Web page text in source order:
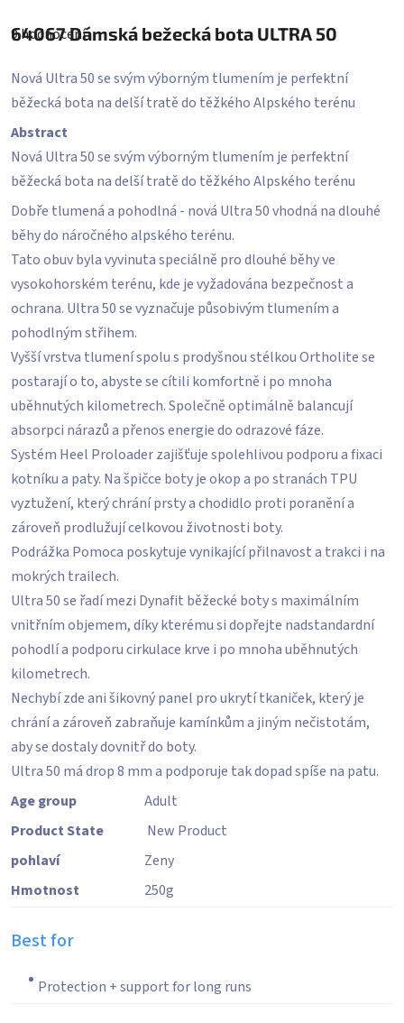
produktu
z
5
hvězdiček.
9 hodnocení
64067Dámská bežecká bota ULTRA 50
Nová Ultra 50 se svým výborným tlumením je perfektní
běžecká bota na delší tratě do těžkého Alpského terénu
Abstract
Nová Ultra 50 se svým výborným tlumením je perfektní
běžecká bota na delší tratě do těžkého Alpského terénu
Dobře tlumená a pohodlná - nová Ultra 50 vhodná na dlouhé
běhy do náročného alpského terénu.
Tato obuv byla vyvinuta speciálně pro dlouhé běhy ve
vysokohorském terénu, kde je vyžadována bezpečnost a
ochrana. Ultra 50 se vyznačuje působivým tlumením a
pohodlným střihem.
Vyšší vrstva tlumení spolu s prodyšnou stélkou Ortholite se
postarají o to, abyste se cítili komfortně i po mnoha
uběhnutých kilometrech. Společně optimálně balancují
absorpci nárazů a přenos energie do odrazové fáze.
Systém Heel Proloader zajišťuje spolehlivou podporu a fixaci
kotníku a paty. Na špičce boty je okop a po stranách TPU
vyztužení, který chrání prsty a chodidlo proti poranění a
zároveň prodlužují celkovou životnosti boty.
Podrážka Pomoca poskytuje vynikající přilnavost a trakci i na
mokrých trailech.
Ultra 50 se řadí mezi Dynafit běžecké boty s maximálním
vnitřním objemem, díky kterému si dopřejte nadstandardní
pohodlí a podporu cirkulace krve i po mnoha uběhnutých
kilometrech.
Nechybí zde ani šikovný panel pro ukrytí tkaniček, který je
chrání a zároveň zabraňuje kamínkům a jiným nečistotám,
aby se dostaly dovnitř do boty.
Ultra 50 má drop 8 mm a podporuje tak dopad spíše na patu.
Age group
Adult
Product State
New Product
pohlaví
Zeny
Hmotnost
250g
Best for
Protection + support for long runs